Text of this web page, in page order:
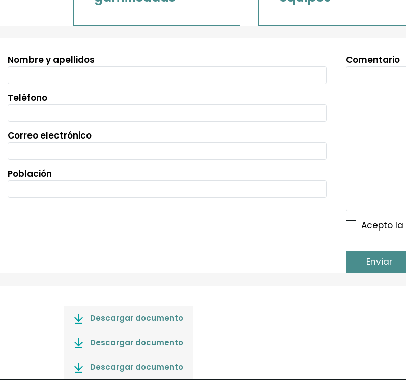
Nombre y apellidos
Teléfono
Correo electrónico
Población
Comentario
Acepto la
Descargar documento
Descargar documento
Descargar documento